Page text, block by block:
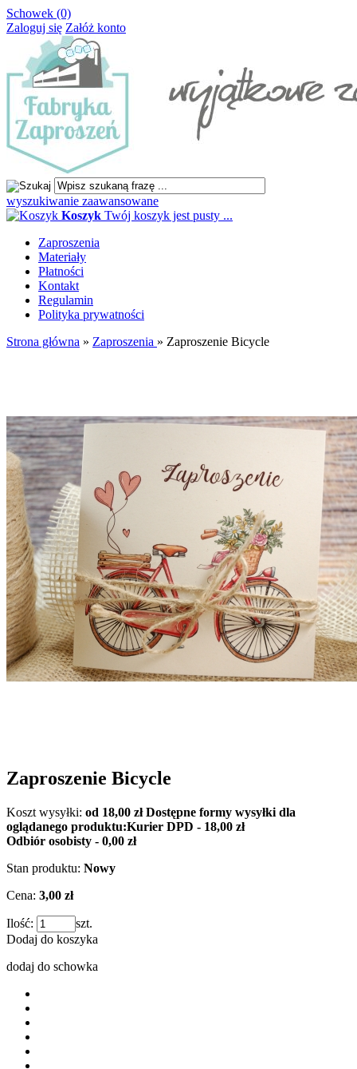
Schowek (0)
Zaloguj się Załóż konto
wyszukiwanie zaawansowane
Koszyk Twój koszyk jest pusty ...
Zaproszenia
Materiały
Płatności
Kontakt
Regulamin
Polityka prywatności
Strona główna » Zaproszenia » Zaproszenie Bicycle
Zaproszenie Bicycle
Koszt wysyłki: od 18,00 złDostępne formy wysyłki dla
oglądanego produktu:Kurier DPD - 18,00 zł
Odbiór osobisty - 0,00 zł
Stan produktu: Nowy
Cena: 3,00 zł
Ilość:
szt.
Dodaj do koszyka
dodaj do schowka